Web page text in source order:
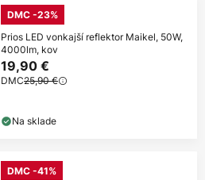
DMC -23%
Prios LED vonkajší reflektor Maikel, 50W,
4000lm, kov
19,90 €
DMC25,90 €
Na sklade
DMC -41%